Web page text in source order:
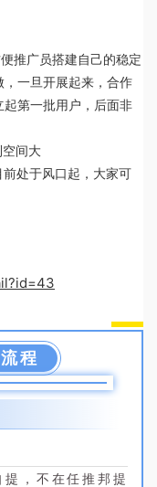
推广员搭建自己的稳定
一旦开展起来，合作
第一批用户，后面非
间大
处于风口起，大家可
程
，不在任推邦提